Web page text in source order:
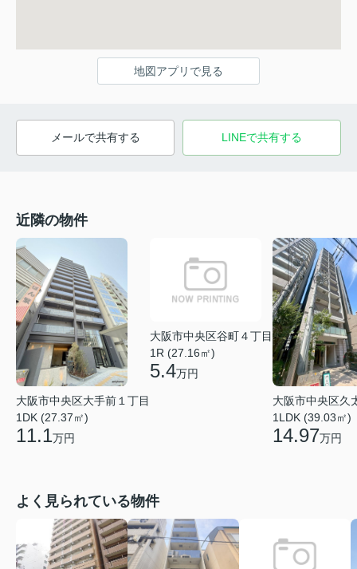
地図アプリで見る
メールで共有する LINEで共有する
近隣の物件
大阪市中央区大手前１丁目
1DK (27.37㎡)
11.1万円
大阪市中央区谷町４丁目
1R (27.16㎡)
5.4万円
大阪市中央区久
1LDK (39.03㎡)
14.97万円
よく見られている物件